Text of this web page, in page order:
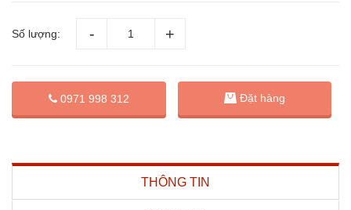
Số lượng:
0971 998 312 Đặt hàng
THÔNG TIN